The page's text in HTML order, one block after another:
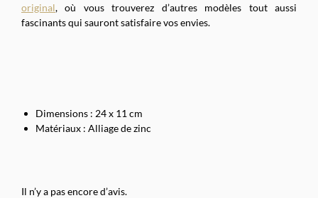
original, où vous trouverez d’autres modèles tout aussi
fascinants qui sauront satisfaire vos envies.
Dimensions : 24 x 11 cm
Matériaux : Alliage de zinc
Il n’y a pas encore d’avis.